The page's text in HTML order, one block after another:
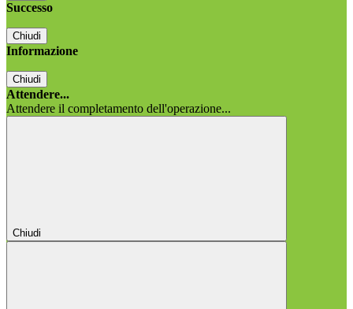
Successo
Chiudi
Informazione
Chiudi
Attendere...
Attendere il completamento dell'operazione...
Chiudi